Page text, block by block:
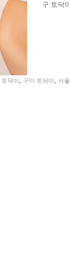
구 토닥
닥이 구미 토닥이 서